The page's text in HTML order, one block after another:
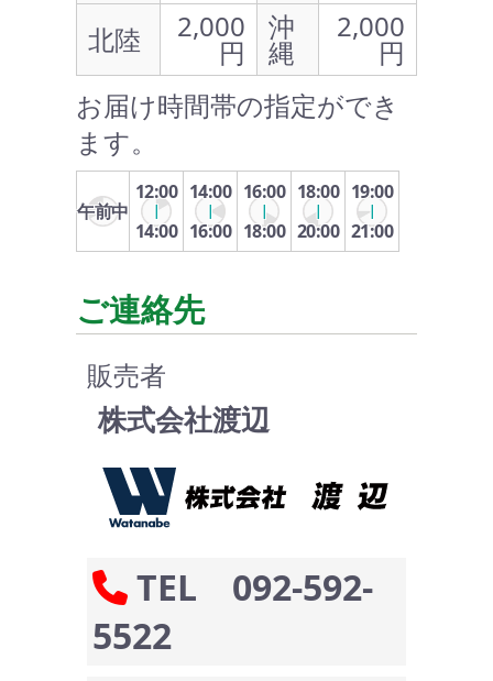
北陸
2,000
円
沖
縄
2,000
円
お届け時間帯の指定ができ
ます。
午前中
12:00
14:00
14:00
16:00
16:00
18:00
18:00
20:00
19:00
21:00
ご連絡先
販売者
株式会社渡辺
TEL 092-592-
5522